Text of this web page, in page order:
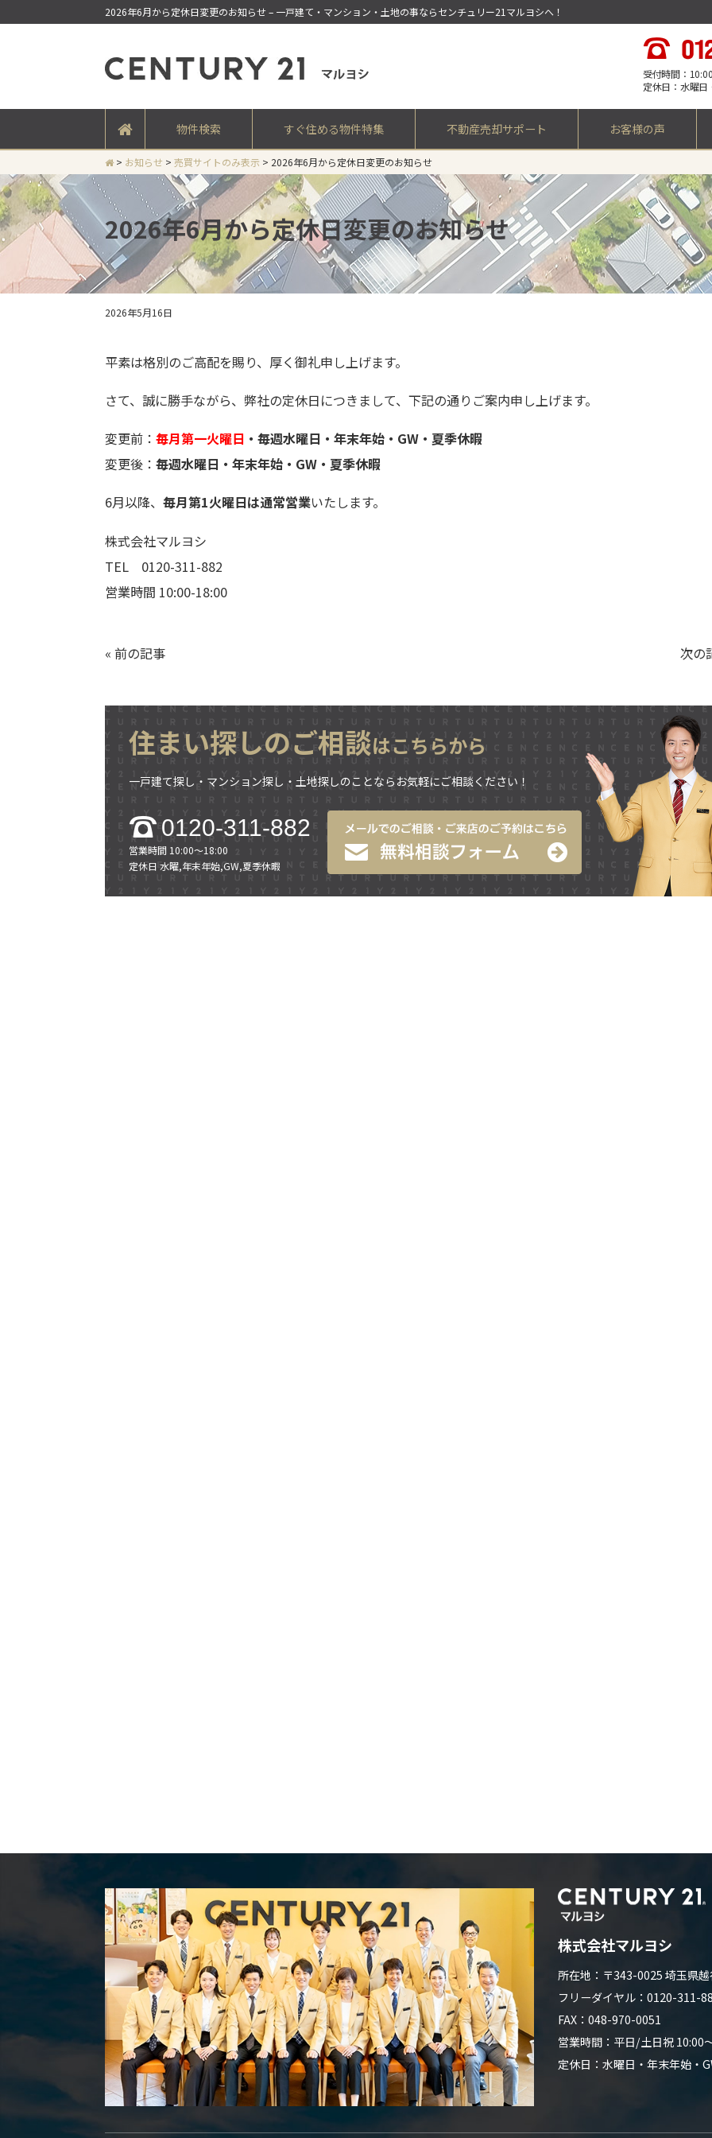
2026年6月から定休日変更のお知らせ – 一戸建て・マンション・土地の事ならセンチュリー21マルヨシへ！
受付時間：
定休日：水曜
物件検索 すぐ住める物件特集 不動産売却サポート お客様の声
> お知らせ > 売買サイトのみ表示 > 2026年6月から定休日変更のお知らせ
2026年6月から定休日変更のお知らせ
2026年5月16日
平素は格別のご高配を賜り、厚く御礼申し上げます。
さて、誠に勝手ながら、弊社の定休日につきまして、下記の通りご案内申し上げます。
変更前： 毎月第一火曜日 ・ 毎週水曜日・年末年始・GW・夏季休暇
変更後： 毎週水曜日・年末年始・GW・夏季休暇
6月以降、 毎月第1火曜日は通常営業いたします。
株式会社マルヨシ
TEL 0120-311-882
営業時間 10:00-18:00
« 前の記事 次の
住まい探しのご相談はこちらから
一戸建て探し・マンション探し・土地探しのことならお気軽にご相談ください！
0120-311-882
営業時間 10:00～18:00
定休日 水曜,年末年始,GW,夏季休暇
株式会社マルヨシ
所在地：〒343-0025 埼玉県
フリーダイヤル：0120-
FAX：048-970-0051
営業時間：平日/土日祝 10:00
定休日：水曜日・年末年始・